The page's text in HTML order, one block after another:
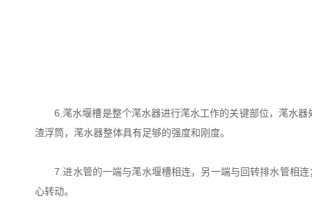
6.滗水堰槽是整个滗水器进行滗水工作的关键部位，滗水器
渣浮筒，滗水器整体具有足够的强度和刚度。
7.进水管的一端与滗水堰槽相连，另一端与回转排水管相连
心转动。